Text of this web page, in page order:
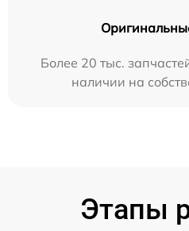
Более 20 тыс.
наличии на
Этапы